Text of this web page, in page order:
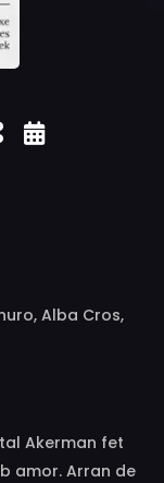
Alba Cros,
Ariadna
Jola
Akerman fet
amor. Arran de